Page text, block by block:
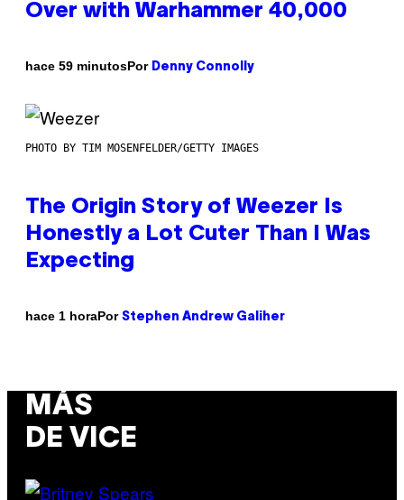
Over with Warhammer 40,000
hace 59 minutosPor Denny Connolly
PHOTO BY TIM MOSENFELDER/GETTY IMAGES
The Origin Story of Weezer Is
Honestly a Lot Cuter Than I Was
Expecting
hace 1 horaPor Stephen Andrew Galiher
MÁS
DE VICE